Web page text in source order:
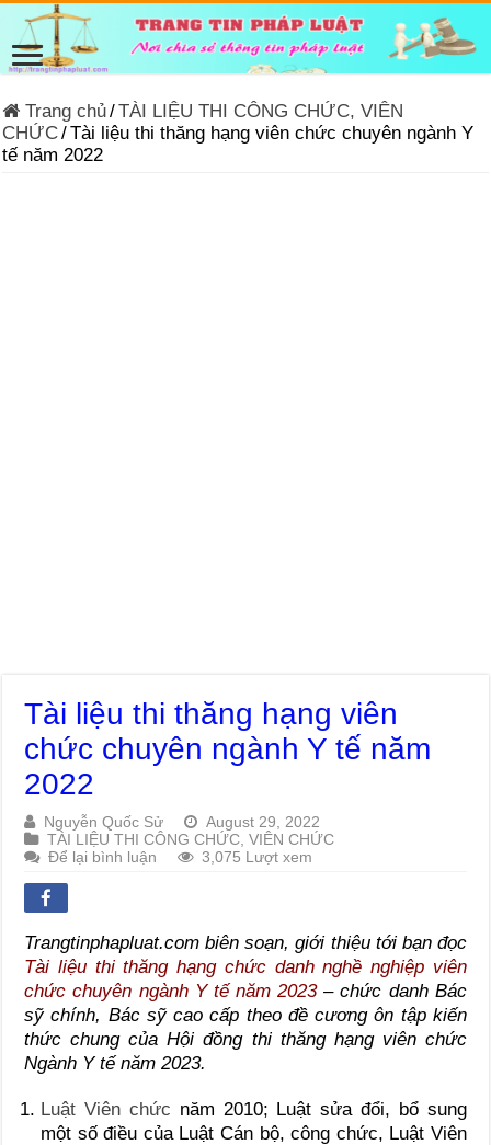
Trang chủ/TÀI LIỆU THI CÔNG CHỨC, VIÊN
CHỨC/Tài liệu thi thăng hạng viên chức chuyên ngành Y
tế năm 2022
Tài liệu thi thăng hạng viên
chức chuyên ngành Y tế năm
2022
Nguyễn Quốc Sử
August 29, 2022
TÀI LIỆU THI CÔNG CHỨC, VIÊN CHỨC
Để lại bình luận
3,075 Lượt xem
Trangtinphapluat.com biên soạn, giới thiệu tới bạn đọc
Tài liệu thi thăng hạng chức danh nghề nghiệp viên
chức chuyên ngành Y tế năm 2023– chức danh Bác
sỹ chính, Bác sỹ cao cấp theo đề cương ôn tập kiến
thức chung của Hội đồng thi thăng hạng viên chức
Ngành Y tế năm 2023.
Luật Viên chức năm 2010; Luật sửa đổi, bổ sung
một số điều của Luật Cán bộ, công chức, Luật Viên